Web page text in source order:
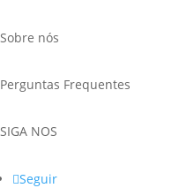
Sobre nós
Perguntas Frequentes
SIGA NOS
Seguir